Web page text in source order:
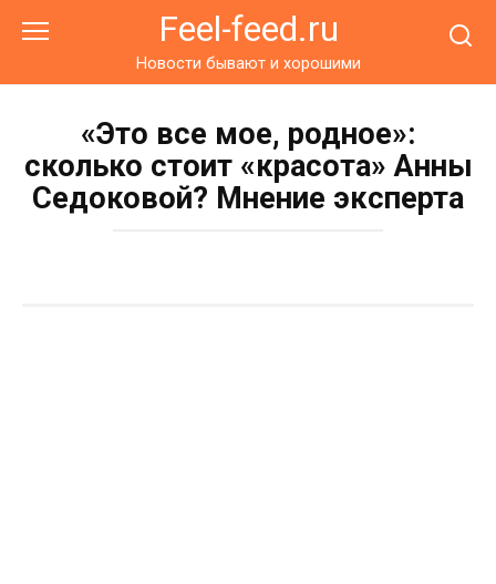
Feel-feed.ru
Новости бывают и хорошими
«Это все мое, родное»:
сколько стоит «красота» Анны
Седоковой? Мнение эксперта